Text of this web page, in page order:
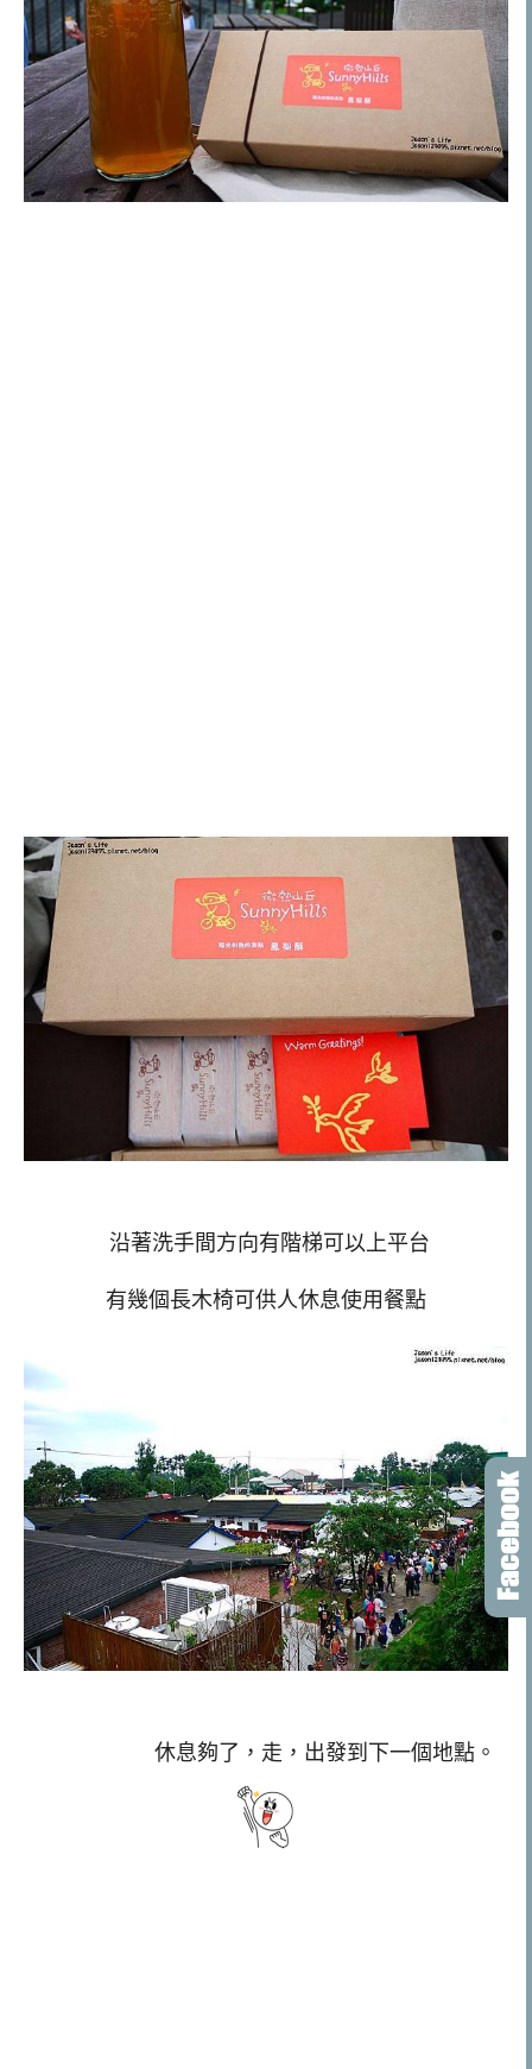
沿著洗手間方向有階梯可以上平台
有幾個長木椅可供人休息使用餐點
休息夠了，走，出發到下一個地點。